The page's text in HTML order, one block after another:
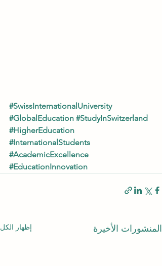
#SwissInternationalUniversity
#GlobalEducation #StudyInSwitzerland
#HigherEducation
#InternationalStudents
#AcademicExcellence
#EducationInnovation
المنشورات الأخيرة إظهار الكل